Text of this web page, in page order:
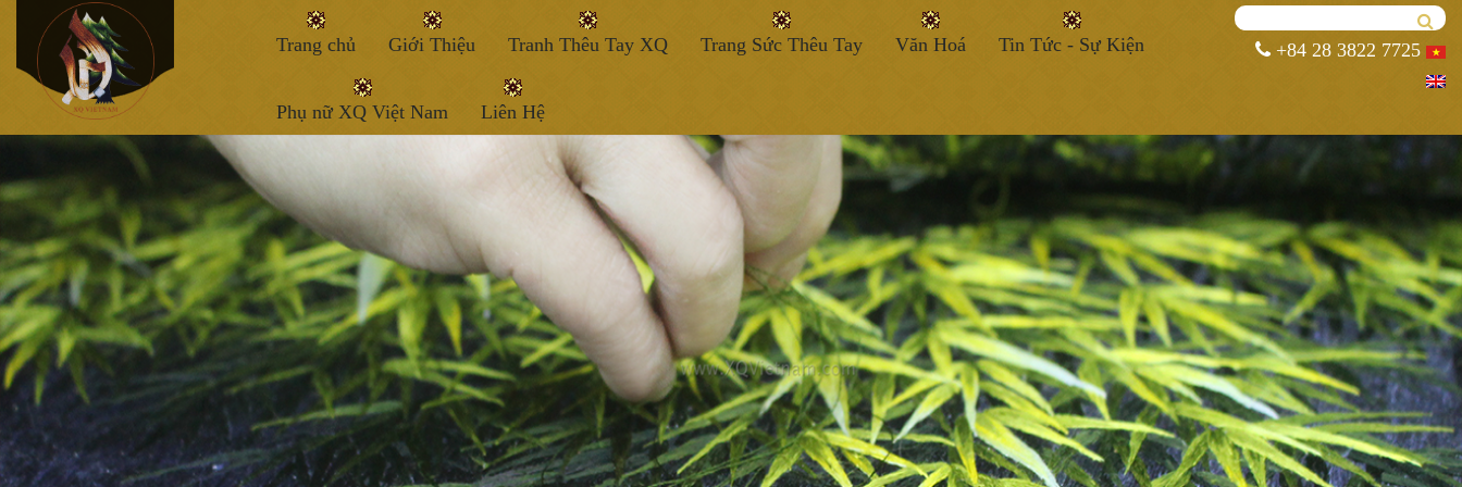
Trang chủ Giới Thiệu Tranh Thêu Tay XQ Trang Sức Thêu Tay Văn Hoá Tin Tức - Sự Kiện
Phụ nữ XQ Việt Nam Liên Hệ
+84 28 3822 7725